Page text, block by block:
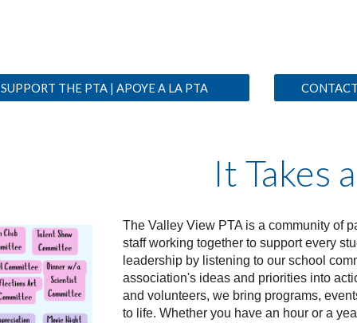
SUPPORT THE PTA | APOYE A LA PTA
It Takes
The Valley View PTA is a community of
staff working together to support every
leadership by listening to our school
association's ideas and priorities into
and volunteers, we bring programs,
to life. Whether you have an hour or a